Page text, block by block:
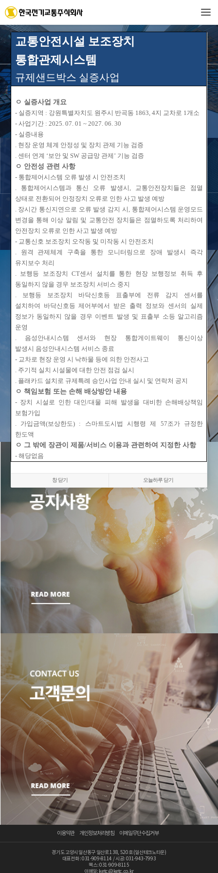
한국전기교통(주)
교통신호분야전문기업
1 2
제조 시공
R&D 해외
이용약관 개인정보처리방침 이메일무단수집거부
경기도 고양시 일산동구 일산로 138, 520호 (일산테크노타운)
대표전화 : 031-909-8114 / 시공: 031-943-7993
팩스: 031-909-8115
이메일: ketc@ketc.co.kr
교통안전시설 보조장치
통합관제시스템
규제샌드박스 실증사업
ㅇ 실증사업 개요
- 실증지역 : 강원특별자치도 원주시 반곡동 1863, 4지 교차로 1개소
- 사업기간: 2025. 07. 01 ~ 2027. 06. 30
- 실증내용
. 현장 운영 체계 안정성 및 장치 관제 기능 검증
. 센터 연계 ‘보안 및 SW 공급망관제 ’ 기능 검증
ㅇ 안전성 관련 사항
- 통합제어시스템 오류 발생 시 안전조치
. 통합제어시스템과 통신 오류 발생시 , 교통안전장치들은 점멸
상태로 전환되어 안정장치 오류로 인한 사고 발생 예방
. 장시간 통신지연으로 오류 발생 감지 시 , 통합제어시스템 운영모드
변경을 통해 이상 알림 및 교통안전 장치들은 점멸하도록 처리하여
안전장치 오류로 인한 사고 발생 예방
- 교통신호 보조장치 오작동 및 미작동 시 안전조치
. 원격 관제체계 구축을 통한 모니터링으로 장애 발생시 즉각
유지보수 처리
. 보행등 보조장치 CT센서 설치를 통한 현장 보행정보 취득 후
동일하지 않을 경우 보조장치 서비스 중지
. 보행등 보조장치 바닥신호등 표출부에
전류 감지 센서를
설치하여
바닥신호등제어부에서
받은 출력 정보와 센서의 실제
정보가 동일하지 않을 경우 이벤트 발생 및 표출부 소등 알고리즘
운영
. 음성안내시스템 센서와 현장 통합게이트웨이
통신이상
발생시 음성안내시스템 서비스 종료
- 교차로 현장 운영 시 낙하물 등에 의한 안전사고
. 주기적 실치 시설물에 대한 안전 점검 실시
. 플래카드 설치로 규제특례 승인사업 안내 실시 및 연락처 공지
ㅇ 책임보험 또는 손해 배상방안 내용
- 장치 시설로 인한 대인/대물 피해 발생을 대비한 손해배상책임
보험가입
. 가입금액(보상한도) : 스마트도시법 시행령 제 57조가 규정한
한도액
ㅇ 그 밖에 장관이 제품/서비스 이용과 관련하여 지정한 사항
- 해당없음
창 닫기 오늘하루 닫기